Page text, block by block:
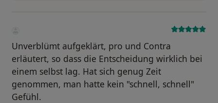
Unverblümt aufgeklärt, pro und Contra
erläutert, so dass die Entscheidung wirklich bei
einem selbst lag. Hat sich genug Zeit
genommen, man hatte kein "schnell, schnell"
Gefühl.